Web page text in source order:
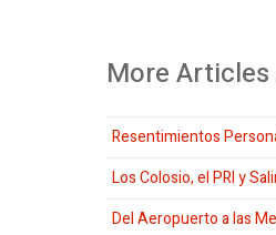
More Articles
Resentimientos
Los Colosio, el PRI y
Del Aeropuerto a las